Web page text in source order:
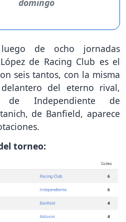
domingo
de ocho jornadas
de Racing Club es el
seis tantos, con la misma
del eterno rival,
de Independiente de
de Banfield, aparece
torneo: